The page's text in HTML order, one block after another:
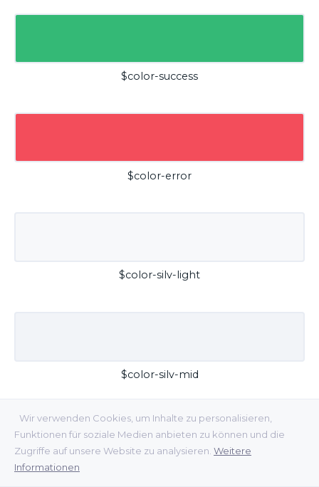
Wir verwenden Cookies, um Inhalte zu personalisieren,
Funktionen für soziale Medien anbieten zu können und die
Zugriffe auf unsere Website zu analysieren. Weitere
Informationen
$color-success
$color-error
$color-silv-light
$color-silv-mid